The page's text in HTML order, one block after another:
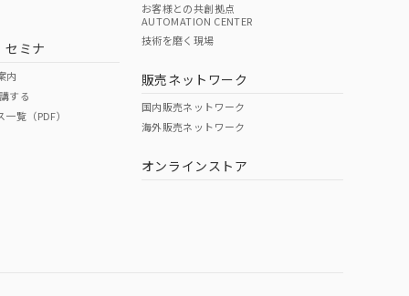
セミナ
内
する
覧（PDF）
お客様との共創拠点
AUTOMATION CENTER
技術を磨く現場
販売ネットワーク
国内販売ネットワーク
海外販売ネットワーク
オンラインストア